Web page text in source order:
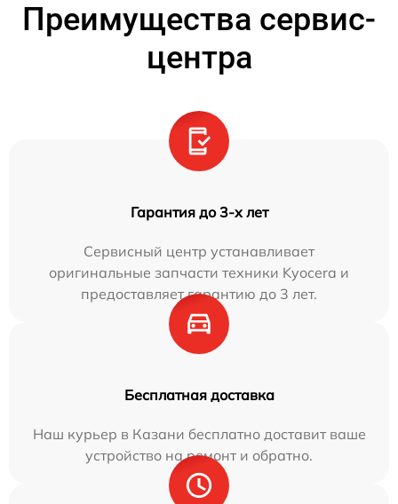
Преимущества сервис-
центра
Гарантия до 3-х лет
Сервисный центр устанавливает
оригинальные запчасти техники Kyocera и
предоставляет гарантию до 3 лет.
Бесплатная доставка
Наш курьер в Казани бесплатно доставит ваше
устройство на ремонт и обратно.